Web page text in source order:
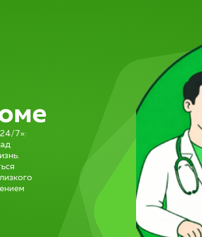
7»: